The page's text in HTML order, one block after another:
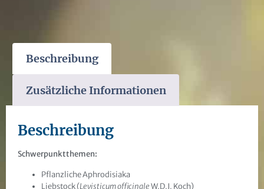
Beschreibung
Zusätzliche Informationen
Beschreibung
Schwerpunktthemen:
Pflanzliche Aphrodisiaka
Liebstock (Levisticum officinaleW.D.J. Koch)